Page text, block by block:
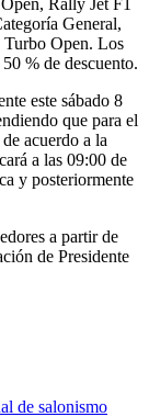
General,
Open. Los
% de descuento.
este sábado 8
que para el
acuerdo a la
a las 09:00 de
y posteriormente
a partir de
de Presidente
de salonismo